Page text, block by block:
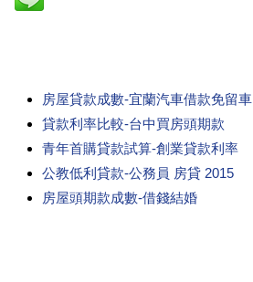
房屋貸款成數-宜蘭汽車借款免留車
貸款利率比較-台中買房頭期款
青年首購貸款試算-創業貸款利率
公教低利貸款-公務員 房貸 2015
房屋頭期款成數-借錢結婚